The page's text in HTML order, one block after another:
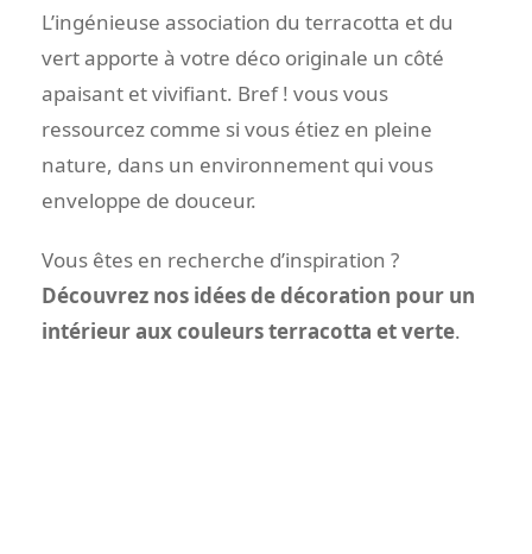
L’ingénieuse association du terracotta et du
vert apporte à votre déco originale un côté
apaisant et vivifiant. Bref ! vous vous
ressourcez comme si vous étiez en pleine
nature, dans un environnement qui vous
enveloppe de douceur.
Vous êtes en recherche d’inspiration ?
Découvrez nos idées de décoration pour un
intérieur aux couleurs terracotta et verte.